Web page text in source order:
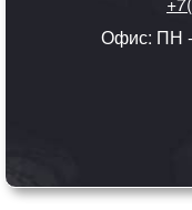
Офис: ПН -